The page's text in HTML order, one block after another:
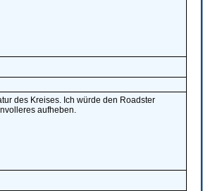
des Kreises. Ich würde den Roadster
aufheben.